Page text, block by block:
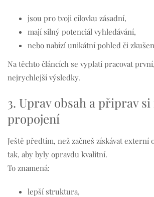
jsou pro tvoji cílovku zásadní,
mají silný potenciál vyhledávání,
nebo nabízí unikátní pohled či
Na těchto článcích se vyplatí pracovat
nejrychlejší výsledky.
3. Uprav obsah a připrav
propojení
Ještě předtím, než začneš získávat externí
tak, aby byly opravdu kvalitní.
To znamená:
lepší struktura,